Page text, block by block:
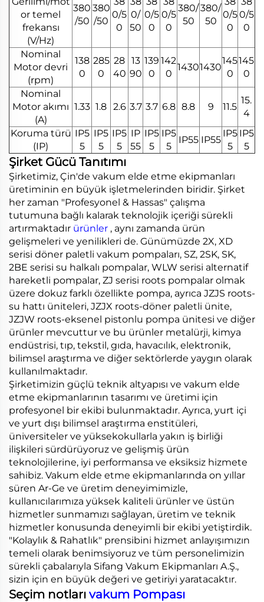
or temel
frekansı
(V/Hz)
380
/50
380
/50
0/5
0
0/
50
0/5
0
0/5
0
380/
50
380/
50
0/5
0
0/5
0
Nominal
Motor devri
(rpm)
138
0
285
0
28
40
13
90
139
0
142
0
14301430
145
0
145
0
Nominal
Motor akımı
(A)
1.33 1.8 2.6 3.7 3.7 6.8 8.8 9 11.5
15.
4
Koruma türü
(IP)
IP5
5
IP5
5
IP5
5
IP
55
IP5
5
IP5
5
IP55 IP55
IP5
5
IP5
5
Şirket Gücü Tanıtımı
Şirketimiz, Çin'de vakum elde etme ekipmanları
üretiminin en büyük işletmelerinden biridir. Şirket
her zaman "Profesyonel & Hassas" çalışma
tutumuna bağlı kalarak teknolojik içeriği sürekli
artırmaktadır ürünler , aynı zamanda ürün
gelişmeleri ve yenilikleri de. Günümüzde 2X, XD
serisi döner paletli vakum pompaları, SZ, 2SK, SK,
2BE serisi su halkalı pompalar, WLW serisi alternatif
hareketli pompalar, ZJ serisi roots pompalar olmak
üzere dokuz farklı özellikte pompa, ayrıca JZJS roots-
su hattı üniteleri, JZJX roots-döner paletli ünite,
JZJW roots-eksenel pistonlu pompa ünitesi ve diğer
ürünler mevcuttur ve bu ürünler metalürji, kimya
endüstrisi, tıp, tekstil, gıda, havacılık, elektronik,
bilimsel araştırma ve diğer sektörlerde yaygın olarak
kullanılmaktadır.
Şirketimizin güçlü teknik altyapısı ve vakum elde
etme ekipmanlarının tasarımı ve üretimi için
profesyonel bir ekibi bulunmaktadır. Ayrıca, yurt içi
ve yurt dışı bilimsel araştırma enstitüleri,
üniversiteler ve yüksekokullarla yakın iş birliği
ilişkileri sürdürüyoruz ve gelişmiş ürün
teknolojilerine, iyi performansa ve eksiksiz hizmete
sahibiz. Vakum elde etme ekipmanlarında on yıllar
süren Ar-Ge ve üretim deneyimimizle,
kullanıcılarımıza yüksek kaliteli ürünler ve üstün
hizmetler sunmamızı sağlayan, üretim ve teknik
hizmetler konusunda deneyimli bir ekibi yetiştirdik.
"Kolaylık & Rahatlık" prensibini hizmet anlayışımızın
temeli olarak benimsiyoruz ve tüm personelimizin
sürekli çabalarıyla Sifang Vakum Ekipmanları A.Ş.,
sizin için en büyük değeri ve getiriyi yaratacaktır.
Seçim notları vakum Pompası